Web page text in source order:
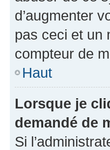
d’augmenter
pas ceci et un
compteur de
Haut
Lorsque je
demandé de
Si